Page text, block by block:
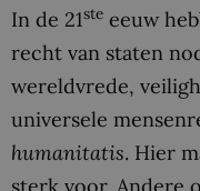
In de 21ste eeuw
recht van staten
wereldvrede,
universele
humanitatis. Hier